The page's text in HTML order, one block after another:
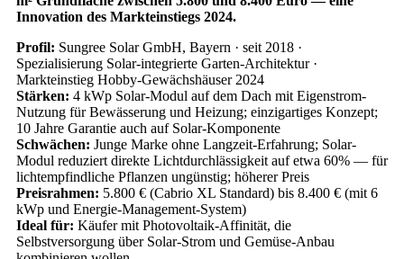
Innovation des Markteinstiegs 2024.
Profil: Sungree Solar GmbH, Bayern · seit 2018 ·
Spezialisierung Solar-integrierte Garten-Architektur ·
Markteinstieg Hobby-Gewächshäuser 2024
Stärken: 4 kWp Solar-Modul auf dem Dach mit Eigenstrom-
Nutzung für Bewässerung und Heizung; einzigartiges Konzept;
10 Jahre Garantie auch auf Solar-Komponente
Schwächen: Junge Marke ohne Langzeit-Erfahrung; Solar-
Modul reduziert direkte Lichtdurchlässigkeit auf etwa 60% — für
lichtempfindliche Pflanzen ungünstig; höherer Preis
Preisrahmen: 5.800 € (Cabrio XL Standard) bis 8.400 € (mit 6
kWp und Energie-Management-System)
Ideal für: Käufer mit Photovoltaik-Affinität, die
Selbstversorgung über Solar-Strom und Gemüse-Anbau